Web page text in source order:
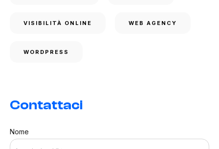
VISIBILITÀ ONLINE WEB AGENCY
WORDPRESS
Contattaci
Nome